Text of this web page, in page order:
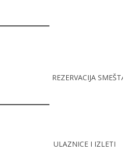
REZERVACIJA SMEŠTAJA
ULAZNICE I IZLETI